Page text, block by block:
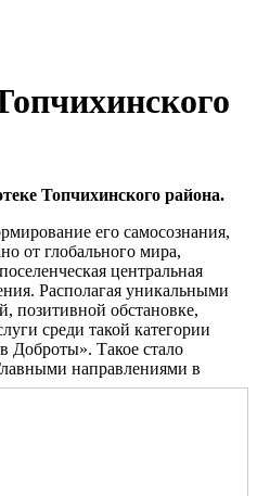
Топчихинского района.
его самосознания,
от глобального мира,
центральная
Располагая уникальными
позитивной обстановке,
среди такой категории
Доброты». Такое стало
направлениями в